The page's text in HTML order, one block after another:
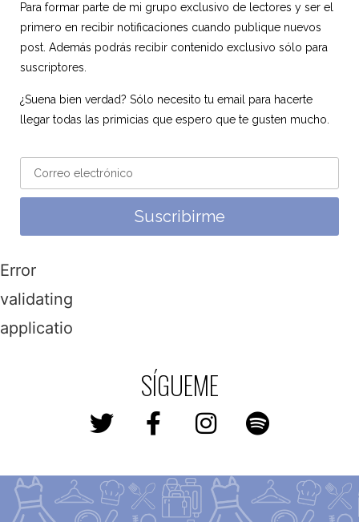
Para formar parte de mi grupo exclusivo de lectores y ser el
primero en recibir notificaciones cuando publique nuevos
post. Además podrás recibir contenido exclusivo sólo para
suscriptores.
¿Suena bien verdad? Sólo necesito tu email para hacerte
llegar todas las primicias que espero que te gusten mucho.
Suscribirme
Error
validating
application
SÍGUEME